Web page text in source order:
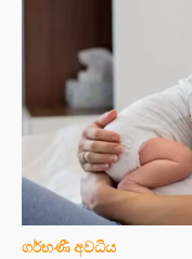
ගර්භණී අවධිය